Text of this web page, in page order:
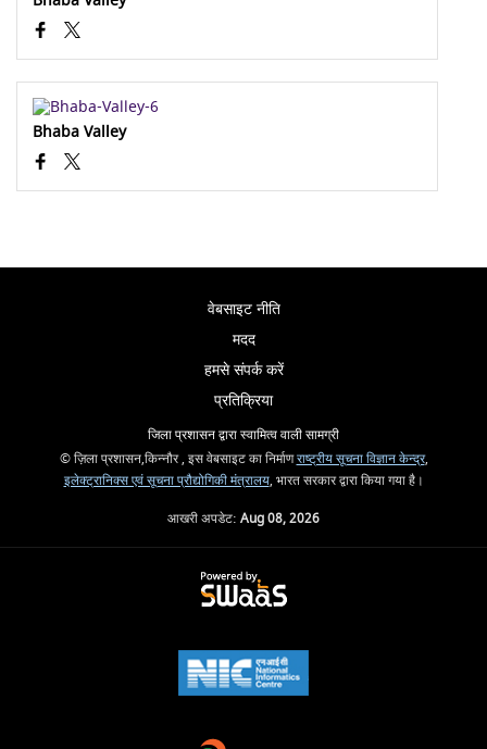
Bhaba Valley
वेबसाइट नीति
मदद
हमसे संपर्क करें
प्रतिक्रिया
जिला प्रशासन द्वारा स्वामित्व वाली सामग्री
© ज़िला प्रशासन,किन्नौर , इस वेबसाइट का निर्माणराष्ट्रीय सूचना विज्ञान केन्द्र,
इलेक्ट्रानिक्स एवं सूचना प्रौद्योगिकी मंत्रालय, भारत सरकार द्वारा किया गया है।
आखरी अपडेट: Aug 08, 2026